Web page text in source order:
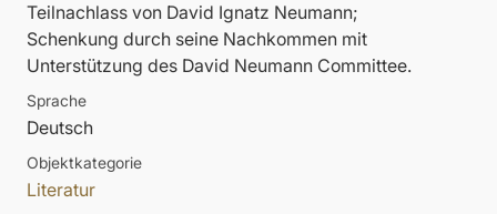
Teilnachlass von David Ignatz Neumann;
Schenkung durch seine Nachkommen mit
Unterstützung des David Neumann Committee.
Sprache
Deutsch
Objektkategorie
Literatur